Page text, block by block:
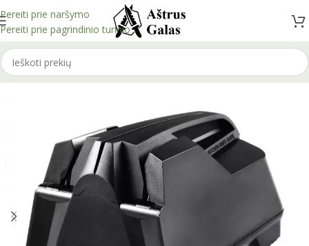
Pereiti prie naršymo
Pereiti prie pagrindinio turinio